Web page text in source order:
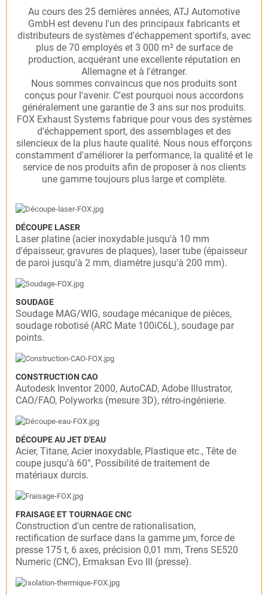
Au cours des 25 dernières années, ATJ Automotive
GmbH est devenu l'un des principaux fabricants et
distributeurs de systèmes d'échappement sportifs, avec
plus de 70 employés et 3 000 m² de surface de
production, acquérant une excellente réputation en
Allemagne et à l'étranger.
Nous sommes convaincus que nos produits sont
conçus pour l'avenir. C'est pourquoi nous accordons
généralement une garantie de 3 ans sur nos produits.
FOX Exhaust Systems fabrique pour vous des systèmes
d'échappement sport, des assemblages et des
silencieux de la plus haute qualité. Nous nous efforçons
constamment d'améliorer la performance, la qualité et le
service de nos produits afin de proposer à nos clients
une gamme toujours plus large et complète.
DÉCOUPE LASER
Laser platine (acier inoxydable jusqu'à 10 mm
d'épaisseur, gravures de plaques), laser tube (épaisseur
de paroi jusqu'à 2 mm, diamètre jusqu'à 200 mm).
SOUDAGE
Soudage MAG/WIG, soudage mécanique de pièces,
soudage robotisé (ARC Mate 100iC6L), soudage par
points.
CONSTRUCTION CAO
Autodesk Inventor 2000, AutoCAD, Adobe Illustrator,
CAO/FAO, Polyworks (mesure 3D), rétro-ingénierie.
DÉCOUPE AU JET D'EAU
Acier, Titane, Acier inoxydable, Plastique etc., Tête de
coupe jusqu'à 60°, Possibilité de traitement de
matériaux durcis.
FRAISAGE ET TOURNAGE CNC
Construction d'un centre de rationalisation,
rectification de surface dans la gamme µm, force de
presse 175 t, 6 axes, précision 0,01 mm, Trens SE520
Numeric (CNC), Ermaksan Evo III (presse).